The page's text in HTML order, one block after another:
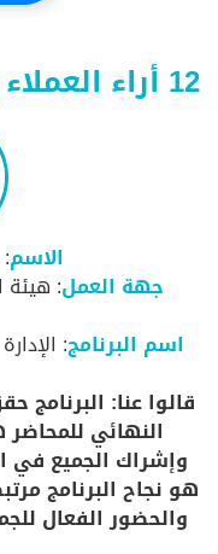
12 أراء العملاء ( قالوا عنا )
الاسم
جهة العمل: هيئة
اسم البرنامج:
قالوا عنا:
النهائي
وإشراك الجميع في
هو نجاح البرنامج
والحضور الفعال